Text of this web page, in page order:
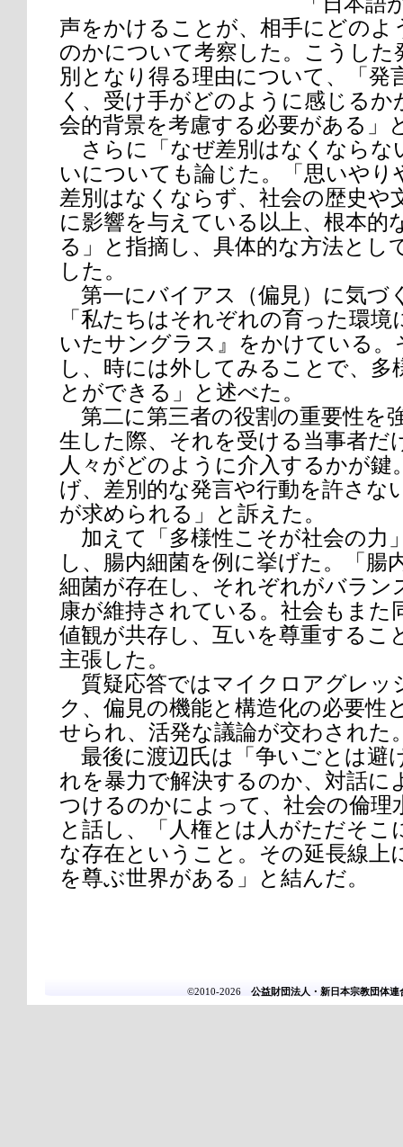
声をかけることが、相手にどのよ
のかについて考察した。こうした
別となり得る理由について、「発
く、受け手がどのように感じるか
会的背景を考慮する必要がある」
さらに「なぜ差別はなくならな
いについても論じた。「思いやり
差別はなくならず、社会の歴史や
に影響を与えている以上、根本的
る」と指摘し、具体的な方法とし
した。
第一にバイアス（偏見）に気づ
「私たちはそれぞれの育った環
いたサングラス』をかけている。
し、時には外してみることで、多
とができる」と述べた。
第二に第三者の役割の重要性を
生した際、それを受ける当事者だ
人々がどのように介入するかが鍵
げ、差別的な発言や行動を許さな
が求められる」と訴えた。
加えて「多様性こそが社会の力
し、腸内細菌を例に挙げた。「腸
細菌が存在し、それぞれがバラン
康が維持されている。社会もまた
値観が共存し、互いを尊重するこ
主張した。
質疑応答ではマイクロアグレッ
ク、偏見の機能と構造化の必要性
せられ、活発な議論が交わされた
最後に渡辺氏は「争いごとは避
れを暴力で解決するのか、対話に
つけるのかによって、社会の倫理
と話し、「人権とは人がただそこ
な存在ということ。その延長線上
を尊ぶ世界がある」と結んだ。
©2010-2026 公益財団法人・新日本宗教団体連